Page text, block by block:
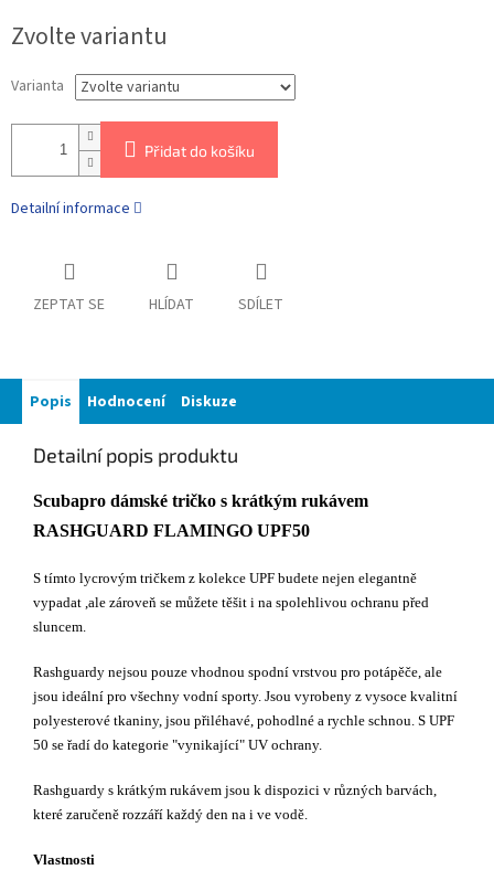
Zvolte variantu
Varianta
Přidat do košíku
Detailní informace
ZEPTAT SE HLÍDAT SDÍLET
Popis Hodnocení Diskuze
Detailní popis produktu
Scubapro dámské tričko s krátkým rukávem
RASHGUARD FLAMINGO UPF50
S tímto lycrovým tričkem z kolekce UPF budete nejen elegantně
vypadat ,ale zároveň se můžete těšit i na spolehlivou ochranu před
sluncem.
Rashguardy nejsou pouze vhodnou spodní vrstvou pro potápěče, ale
jsou ideální pro všechny vodní sporty. Jsou vyrobeny z vysoce kvalitní
polyesterové tkaniny, jsou přiléhavé, pohodlné a rychle schnou. S UPF
50 se řadí do kategorie "vynikající" UV ochrany.
Rashguardy s krátkým rukávem jsou k dispozici v různých barvách,
které zaručeně rozzáří každý den na i ve vodě.
Vlastnosti